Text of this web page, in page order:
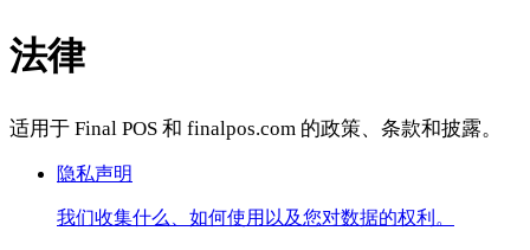
Merchant Hub
PayFair & easy payments RunMake any device your POS
Organization Tools BuildCreate unique checkout flows
法律
适用于 Final POS 和 finalpos.com 的政策、条款和披露。
隐私声明
我们收集什么、如何使用以及您对数据的权利。